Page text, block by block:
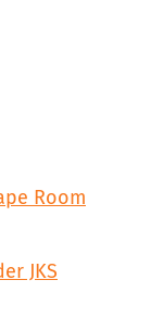
Room
JKS